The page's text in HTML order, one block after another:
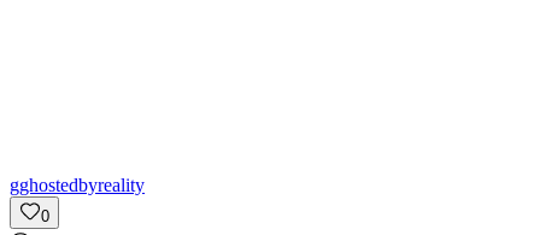
gghostedbyreality
0